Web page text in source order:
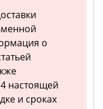
о
настоящей
и сроках